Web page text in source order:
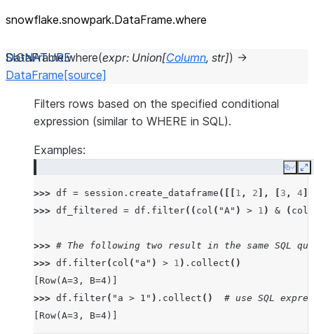
snowflake.snowpark.DataFrame.where
DataFrame.where(expr: Union[Column, str]) →
DataFrame [source]
Filters rows based on the specified conditional
expression (similar to WHERE in SQL).
Examples:
Copy
>>> df = session . create_dataframe ([[ 1 , 2 ], 3 , 4
>>> df_filtered = df . filter(( col ( "A" ) > 1 ) & ( col
>>> # The following two result in the same SQL
>>> df . filter( col ( "a" ) > 1 ) . collect ()
[Row(A=3, B=4)]
>>> df . filter( "a > 1" ) . collect ()
# use SQL
[Row(A=3, B=4)]